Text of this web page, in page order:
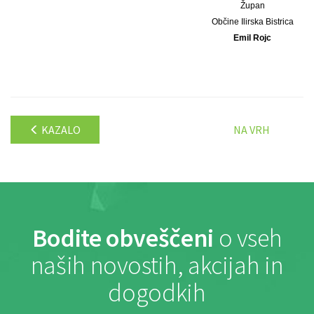
Župan
Občine Ilirska Bistrica
Emil Rojc
KAZALO NA VRH
Bodite obveščeni o vseh
naših novostih, akcijah in
dogodkih